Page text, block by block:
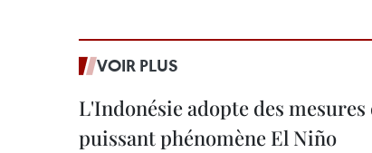
VOIR PLUS
L'Indonésie adopte des
puissant phénomène El Niño